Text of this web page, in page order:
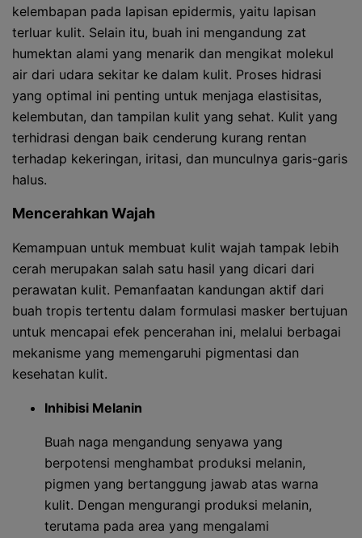
kelembapan pada lapisan epidermis, yaitu lapisan
terluar kulit. Selain itu, buah ini mengandung zat
humektan alami yang menarik dan mengikat molekul
air dari udara sekitar ke dalam kulit. Proses hidrasi
yang optimal ini penting untuk menjaga elastisitas,
kelembutan, dan tampilan kulit yang sehat. Kulit yang
terhidrasi dengan baik cenderung kurang rentan
terhadap kekeringan, iritasi, dan munculnya garis-garis
halus.
Mencerahkan Wajah
Kemampuan untuk membuat kulit wajah tampak lebih
cerah merupakan salah satu hasil yang dicari dari
perawatan kulit. Pemanfaatan kandungan aktif dari
buah tropis tertentu dalam formulasi masker bertujuan
untuk mencapai efek pencerahan ini, melalui berbagai
mekanisme yang memengaruhi pigmentasi dan
kesehatan kulit.
Inhibisi Melanin
Buah naga mengandung senyawa yang
berpotensi menghambat produksi melanin,
pigmen yang bertanggung jawab atas warna
kulit. Dengan mengurangi produksi melanin,
terutama pada area yang mengalami